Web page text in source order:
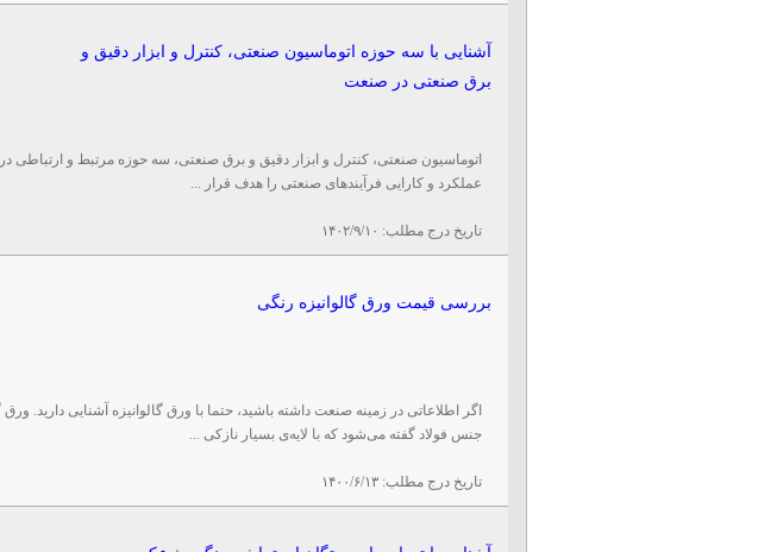
آشنایی با سه حوزه اتوماسیون صنعتی، کنترل و ابزار دقیق و
برق صنعتی در صنعت
اتوماسیون صنعتی، کنترل و ابزار دقیق و برق صنعتی، سه حوزه مرتبط و ارتباطی
عملکرد و کارایی فرآیندهای صنعتی را هدف قرار ...
تاریخ درج مطلب: ۱۴۰۲/۹/۱۰
بررسی قیمت ورق گالوانیزه رنگی
اگر اطلاعاتی در زمینه صنعت داشته باشید، حتما با ورق گالوانیزه آشنایی دارید. ورق
جنس فولاد گفته می‌شود که با لایه‌ی بسیار نازکی ...
تاریخ درج مطلب:۱۴۰۰/۶/۱۳